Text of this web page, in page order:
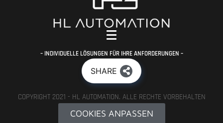
– INDIVIDUELLE LÖSUNGEN FÜR IHRE ANFORDERUNGEN –
SHARE
COPYRIGHT 2021 - HL AUTOMATION. ALLE RECHTE VORBEHALTEN
COOKIES ANPASSEN